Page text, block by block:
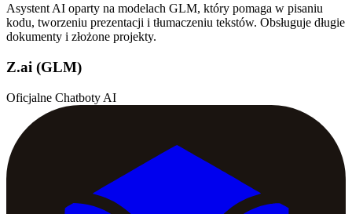
Asystent AI oparty na modelach GLM, który pomaga w pisaniu
kodu, tworzeniu prezentacji i tłumaczeniu tekstów. Obsługuje długie
dokumenty i złożone projekty.
Z.ai (GLM)
Oficjalne Chatboty AI